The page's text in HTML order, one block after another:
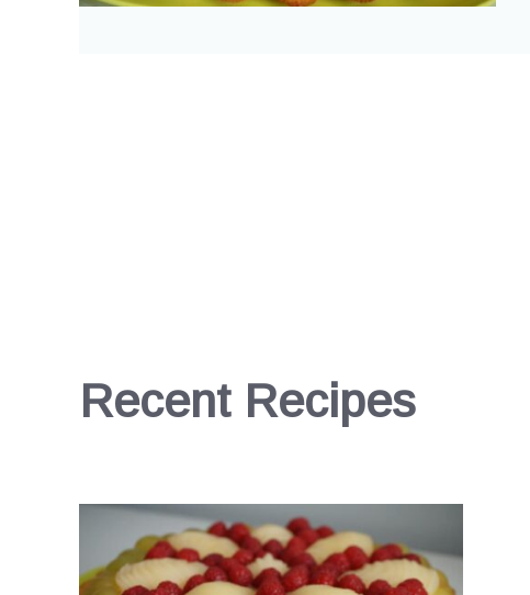
Recent Recipes